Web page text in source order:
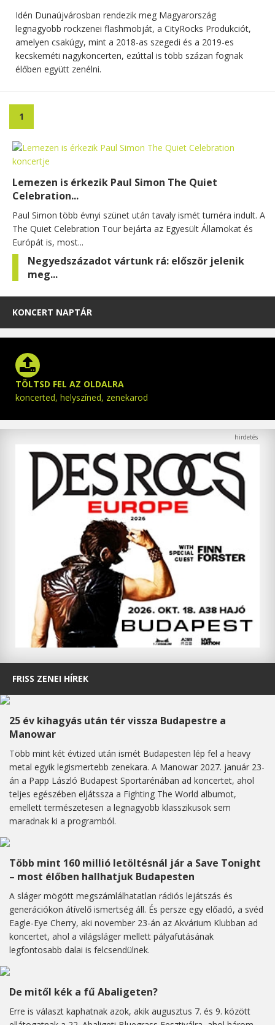
Idén Dunaújvárosban rendezik meg Magyarország
legnagyobb rockzenei flashmobját, a CityRocks Produkciót,
amelyen csakúgy, mint a 2018-as szegedi és a 2019-es
kecskeméti nagykoncerten, ezúttal is több százan fognak
élőben együtt zenélni.
1
Lemezen is érkezik Paul Simon The Quiet
Celebration...
Paul Simon több évnyi szünet után tavaly ismét turnéra indult. A
The Quiet Celebration Tour bejárta az Egyesült Államokat és
Európát is, most...
Negyedszázadot vártunk rá: először jelenik
meg...
KONCERT NAPTÁR
TÖLTSD FEL AZ OLDALRA
koncerted, helyszíned, zenekarod
FRISS ZENEI HÍREK
25 év kihagyás után tér vissza Budapestre a
Manowar
Több mint két évtized után ismét Budapesten lép fel a heavy
metal egyik legismertebb zenekara. A Manowar 2027. január 23-
án a Papp László Budapest Sportarénában ad koncertet, ahol
teljes egészében eljátssza a Fighting The World albumot,
emellett természetesen a legnagyobb klasszikusok sem
maradnak ki a programból.
Több mint 160 millió letöltésnál jár a Save Tonight
– most élőben hallhatjuk Budapesten
A sláger mögött megszámlálhatatlan rádiós lejátszás és
generációkon átívelő ismertség áll. És persze egy előadó, a svéd
Eagle-Eye Cherry, aki november 23-án az Akvárium Klubban ad
koncertet, ahol a világsláger mellett pályafutásának
legfontosabb dalai is felcsendülnek.
De mitől kék a fű Abaligeten?
Erre is választ kaphatnak azok, akik augusztus 7. és 9. között